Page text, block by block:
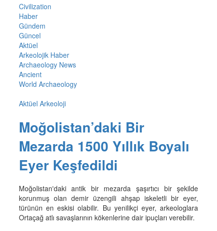
Civilization
Haber
Gündem
Güncel
Aktüel
Arkeolojik Haber
Archaeology News
Ancient
World Archaeology
Aktüel Arkeoloji
Moğolistan’daki Bir
Mezarda 1500 Yıllık Boyalı
Eyer Keşfedildi
Moğolistan'daki antik bir mezarda şaşırtıcı bir şekilde
korunmuş olan demir üzengili ahşap iskeletli bir eyer,
türünün en eskisi olabilir. Bu yenilikçi eyer, arkeologlara
Ortaçağ atlı savaşlarının kökenlerine dair ipuçları verebilir.